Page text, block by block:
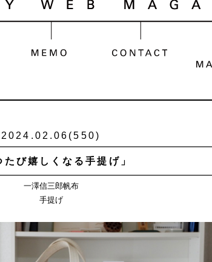
2024.02.06(550)
たび嬉しくなる手提げ」
一澤信三郎帆布
手提げ